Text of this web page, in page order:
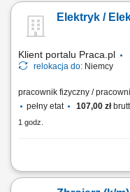
metodami MAG i/lub WIG;
rysunkiem technicznym;
Elektryk /
Klient portalu Praca.pl
relokacja do: Niemcy
pracownik fizyczny /
pełny etat
107,00 zł
1 godz.
montaż instalacji